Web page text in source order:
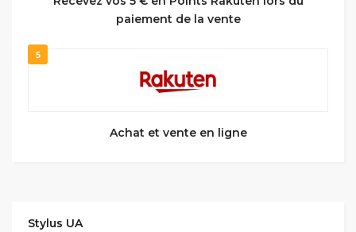
paiement de la vente
5
Achat et vente en ligne
Stylus UA